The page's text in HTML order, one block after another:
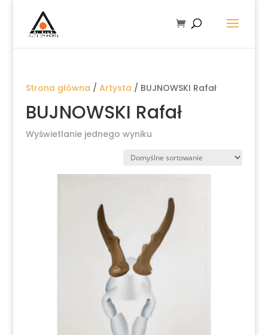
Strona główna / Artysta / BUJNOWSKI Rafał
BUJNOWSKI Rafał
Wyświetlanie jednego wyniku